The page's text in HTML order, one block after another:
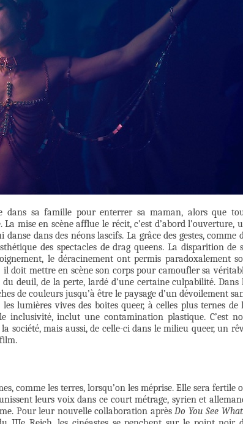
dans sa famille pour enterrer sa maman, alors que
mise en scène afflue le récit, c’est d’abord l’ouverture,
dans des néons lascifs. La grâce des gestes, comme
des spectacles de drag queens. La disparition de
le déracinement ont permis paradoxalement
doit mettre en scène son corps pour camoufler sa
deuil, de la perte, lardé d’une certaine culpabilité. Dans
de couleurs jusqu’à être le paysage d’un dévoilement
lumières vives des boites queer, à celles plus ternes de
inclusivité, inclut une contamination plastique. C’est
société, mais aussi, de celle-ci dans le milieu queer, un
comme les terres, lorsqu’on les méprise. Elle sera fertile
leurs voix dans ce court métrage, syrien et
Pour leur nouvelle collaboration aprèsDo You See